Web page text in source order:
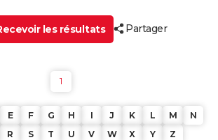
les résultats Partager
1
E F G H I J K L M
N
R S T U V W X Y Z